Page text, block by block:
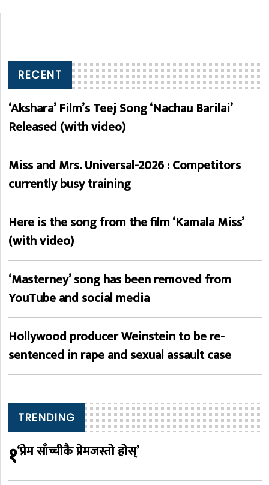
RECENT
‘Akshara’ Film’s Teej Song ‘Nachau Barilai’
Released (with video)
Miss and Mrs. Universal-2026 : Competitors
currently busy training
Here is the song from the film ‘Kamala Miss’
(with video)
‘Masterney’ song has been removed from
YouTube and social media
Hollywood producer Weinstein to be re-
sentenced in rape and sexual assault case
TRENDING
१‘प्रेम साँच्चीकै प्रेमजस्तो होस्’